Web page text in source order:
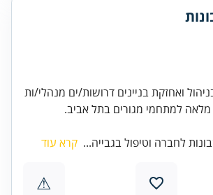
ואחזקת בניינים דרושות/ים מנהלי/ות
לחברה וטיפול בגבייה... קרא עוד
⚠